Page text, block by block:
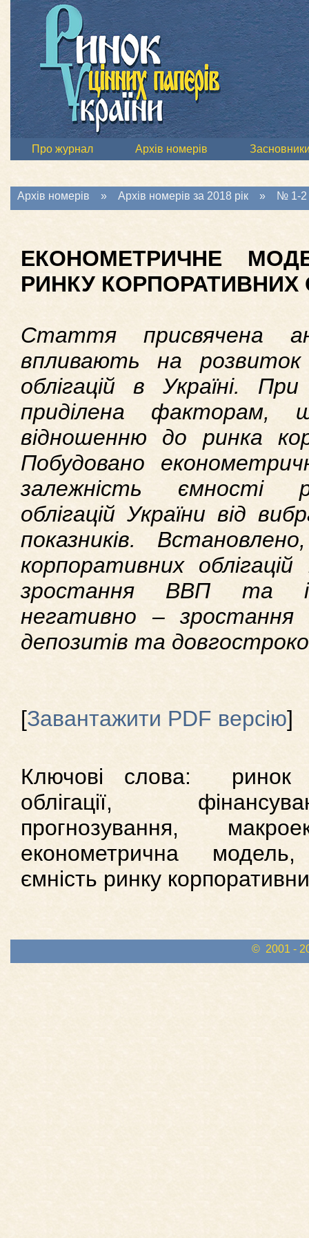
Про журнал Архів номерів
Архів номерів » Архів номерів за 2018 рік » № 1-2
ЕКОНОМЕТРИЧНЕ
РИНКУ КОРПОРАТИВНИХ
Стаття присвячена
впливають на розвиток
облігацій в Україні.
приділена факторам,
відношенню до ринка
Побудовано
залежність ємності
облігацій України від
показників.
корпоративних
зростання ВВП та
негативно – зростання
депозитів та
[Завантажити PDF версію]
Ключові слова: ринок
облігації,
прогнозування,
економетрична
ємність ринку
© 2001 -